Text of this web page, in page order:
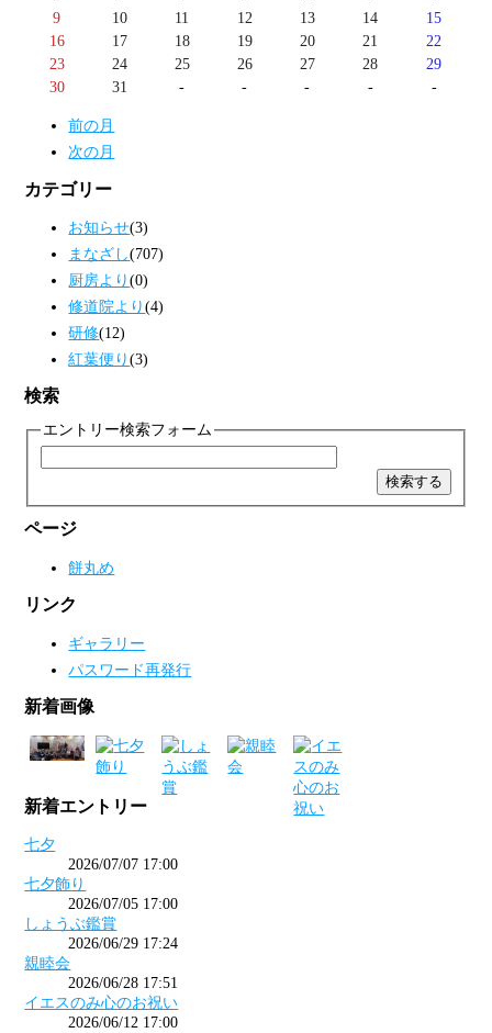
9
10 11 12 13 14
15
16
17 18 19 20 21
22
23
24 25 26 27 28
29
30
31 - - - - -
前の月
次の月
カテゴリー
お知らせ(3)
まなざし(707)
厨房より(0)
修道院より(4)
研修(12)
紅葉便り(3)
検索
エントリー検索フォーム
ページ
餅丸め
リンク
ギャラリー
パスワード再発行
新着画像
新着エントリー
七夕
2026/07/07 17:00
七夕飾り
2026/07/05 17:00
しょうぶ鑑賞
2026/06/29 17:24
親睦会
2026/06/28 17:51
イエスのみ心のお祝い
2026/06/12 17:00